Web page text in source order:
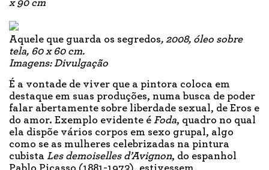
x 90 cm
Aquele que guarda os segredos, 2008, óleo sobre
tela, 60 x 60 cm.
Imagens: Divulgação
É a vontade de viver que a pintora coloca em
destaque em suas produções, numa busca de poder
falar abertamente sobre liberdade sexual, de Eros e
do amor. Exemplo evidente é Foda, quadro no qual
ela dispõe vários corpos em sexo grupal, algo
como se as mulheres celebrizadas na pintura
cubista Les demoiselles d’Avignon, do espanhol